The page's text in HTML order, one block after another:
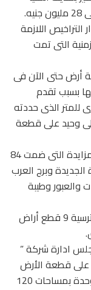
التراخيص اللازمة
التى تمت
إلغاء المزايدة على 17 قطعة أرض حتى الآن فى
ترسيتها بسبب تقدم
للمتر الذى حددته
وحيد على قطعة
ولم تقدم عروض على 43 قطعة أخرى فى المزايدة التى ضمت 84
والقاهرة الجديدة وبرج العرب
والعبور وطيبة
و سبق أن نشرت” البورصة ” فى يناير الماضى ترسية 9 قطع أراض
ادارة شركة ”
على قطعة الأرض
التى حصلت عليها بمدينة 6 اكتوبر يضم 950 وحدة بمساحات 120